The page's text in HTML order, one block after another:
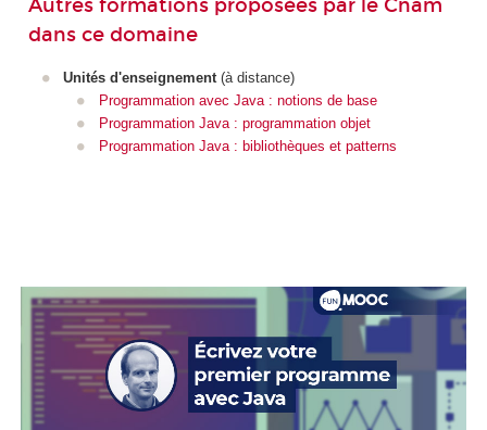
Autres formations proposées par le Cnam
dans ce domaine
Unités d'enseignement (à distance)
Programmation avec Java : notions de base
Programmation Java : programmation objet
Programmation Java : bibliothèques et patterns